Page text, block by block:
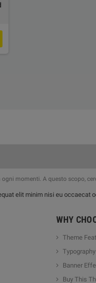
momenti. A questo scopo,
elit minim nisi eu occaecat
WHY
Theme
Typography
Banner
Buy This